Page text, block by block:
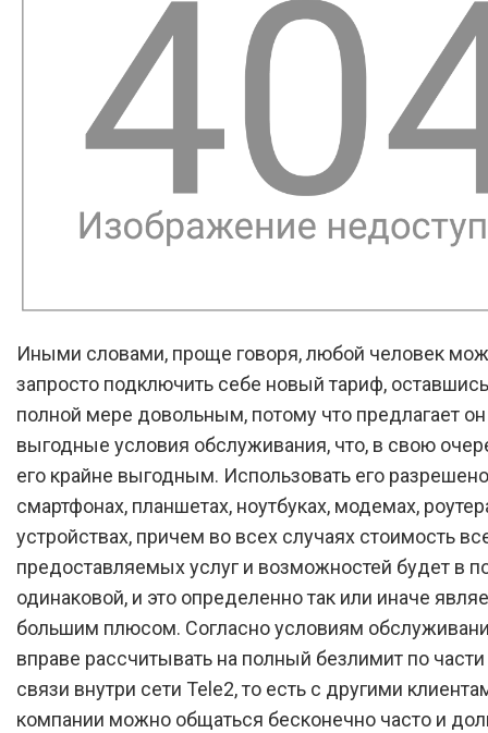
Иными словами, проще говоря, любой человек
запросто подключить себе новый тариф,
полной мере довольным, потому что предлагает
выгодные условия обслуживания, что, в свою
его крайне выгодным. Использовать его
смартфонах, планшетах, ноутбуках, модемах,
устройствах, причем во всех случаях стоимость
предоставляемых услуг и возможностей будет в
одинаковой, и это определенно так или иначе
большим плюсом. Согласно условиям
вправе рассчитывать на полный безлимит по
связи внутри сети Tele2, то есть с другими
компании можно общаться бесконечно часто и